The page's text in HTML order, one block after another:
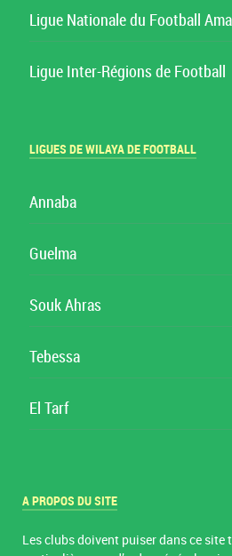
Ligue Nationale du Football
Ligue Inter-Régions de Football
LIGUES DE WILAYA DE FOOTBALL
Annaba
Guelma
Souk Ahras
Tebessa
El Tarf
A PROPOS DU SITE
Les clubs doivent puiser dans ce site